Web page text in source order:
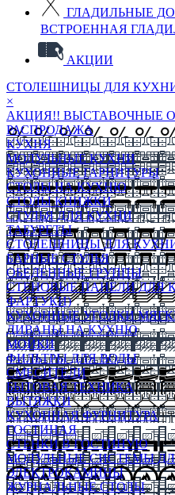
ГЛАДИЛЬНЫЕ
ВСТРОЕННАЯ
АКЦИИ
СТОЛЕШНИЦЫ ДЛЯ
×
АКЦИЯ!! ВЫСТАВОЧНЫЕ
РАСПРОДАЖА
КУХНЯ
МОДУЛЬНЫЕ КУХНИ
КУХОННЫЕ ГАРНИТУРЫ
СТОЛЫ НА КУХНЮ
СТОЛЫ КНИЖКИ
СТУЛЬЯ ДЛЯ КУХНИ
ТАБУРЕТЫ
СТОЛЕШНИЦЫ ДЛЯ
БАРНЫЕ СТУЛЬЯ
ОБЕДЕННЫЕ ГРУППЫ
СТЕНОВЫЕ ПАНЕЛИ ДЛЯ
ФАРТУКИ)
КУХОННЫЕ УГОЛКИ
ДИВАНЫ НА КУХНЮ
МОЙКИ
ФИЛЬТРЫ ДЛЯ ВОДЫ
СМЕСИТЕЛИ
БЫТОВАЯ ТЕХНИКА
ВЫТЯЖКИ
КУХОННАЯ ФУРНИТУРА
ГОСТИНАЯ
СТЕНКИ В ГОСТИНУЮ
МОДУЛЬНЫЕ СИСТЕМЫ
ЭЛЕКТРОКАМИНЫ
ЖУРНАЛЬНЫЕ СТОЛЫ